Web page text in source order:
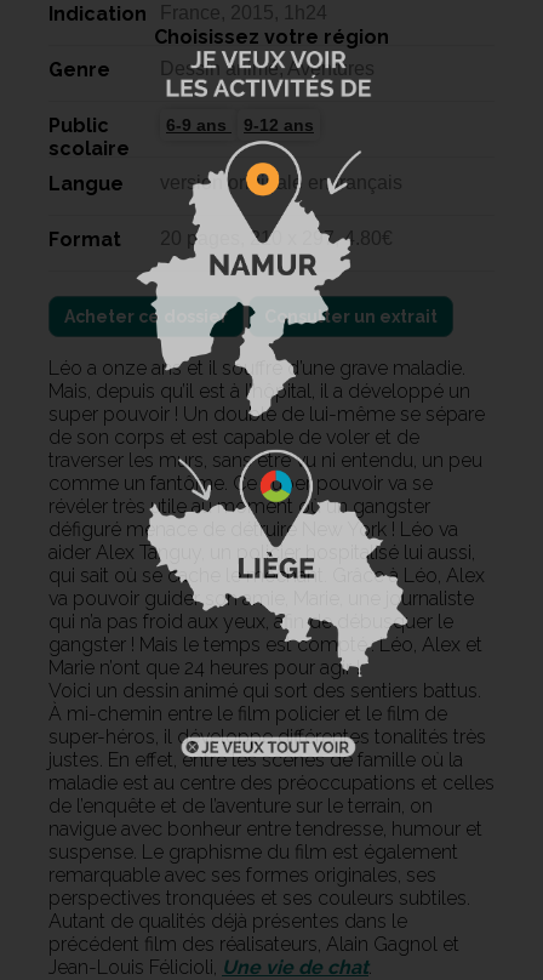
Indication France, 2015, 1h24
Genre Dessin animé, Aventures
Public
scolaire
6-9 ans 9-12 ans
Langue version originale en français
Format 20 pages, 210 x 297, 4.80€
Acheter ce dossier Consulter un extrait
Léo a onze ans et il souffre d’une grave maladie.
Mais, depuis qu’il est à l’hôpital, il a développé un
super pouvoir ! Un double de lui-même se sépare
de son corps et est capable de voler et de
traverser les murs, sans être vu ni entendu, un peu
comme un fantôme. Ce super pouvoir va se
révéler très utile au moment où un gangster
défiguré menace de détruire New York ! Léo va
aider Alex Tanguy, un policier hospitalisé lui aussi,
qui sait où se cache le méchant. Grâce à Léo, Alex
va pouvoir guider son amie, Marie, une journaliste
qui n’a pas froid aux yeux, afin de débusquer le
gangster ! Mais le temps est compté : Léo, Alex et
Marie n’ont que 24 heures pour agir !
Voici un dessin animé qui sort des sentiers battus.
À mi-chemin entre le film policier et le film de
super-héros, il développe différentes tonalités très
justes. En effet, entre les scènes de famille où la
maladie est au centre des préoccupations et celles
de l’enquête et de l’aventure sur le terrain, on
navigue avec bonheur entre tendresse, humour et
suspense. Le graphisme du film est également
remarquable avec ses formes originales, ses
perspectives tronquées et ses couleurs subtiles.
Autant de qualités déjà présentes dans le
précédent film des réalisateurs, Alain Gagnol et
Jean-Louis Félicioli, Une vie de chat.
Choisissez votre région